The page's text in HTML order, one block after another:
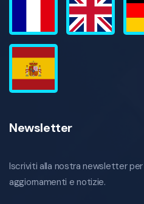
Newsletter
Iscriviti alla nostra newsletter
aggiornamenti e notizie.